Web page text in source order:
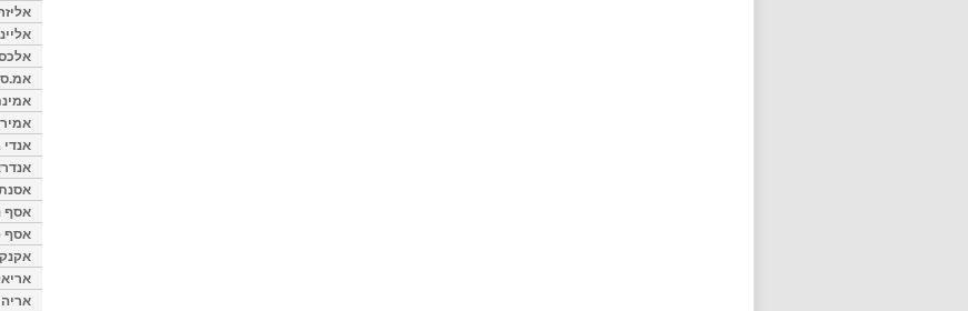
אנדי
אסף
אסף